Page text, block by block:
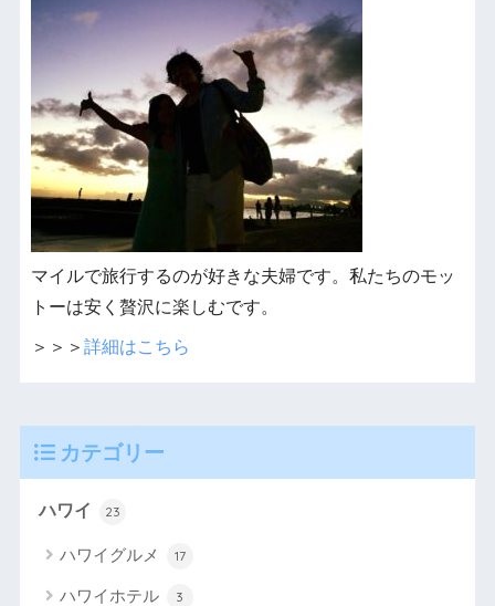
マイルで旅行するのが好きな夫婦です。私たちのモッ
トーは安く贅沢に楽しむです。
＞＞＞ 詳細はこちら
カテゴリー
ハワイ 23
ハワイグルメ 17
ハワイホテル 3